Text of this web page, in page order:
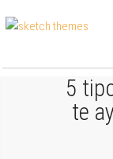
5
te